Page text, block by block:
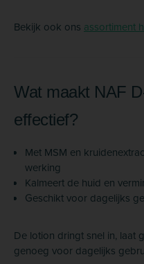
Bekijk ook ons assortiment
Wat maakt NAF
effectief?
Met MSM en
werking
Kalmeert de huid en
Geschikt voor dagelijks
De lotion dringt snel in, laat
genoeg voor dagelijks